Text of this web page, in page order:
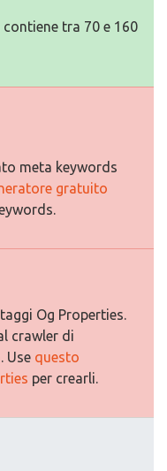
tra 70 e 160
meta keywords
gratuito
Og Properties.
crawler di
Use questo
per crearli.